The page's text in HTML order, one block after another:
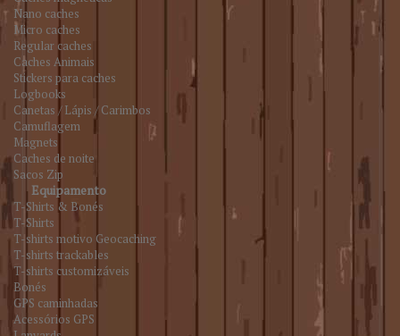
Nano caches
Micro caches
Regular caches
Caches Animais
Stickers para caches
Logbooks
Canetas / Lápis / Carimbos
Camuflagem
Magnets
Caches de noite
Sacos Zip
Equipamento
T-Shirts & Bonés
T-Shirts
T-shirts motivo Geocaching
T-shirts trackables
T-shirts customizáveis
Bonés
GPS caminhadas
Acessórios GPS